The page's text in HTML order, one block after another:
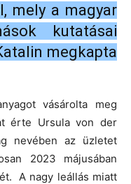
mely a magyar
kutatásai
megkapta
vásárolta meg
érte Ursula von der
nevében az üzletet
2023 májusában
A nagy leállás miatt